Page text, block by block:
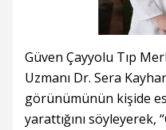
Güven Çayyolu Tıp
Uzmanı Dr. Sera
görünümünün kişide
yarattığını söyleyerek,